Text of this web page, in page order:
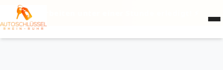
unter einer Stunde erledigt! ⚡